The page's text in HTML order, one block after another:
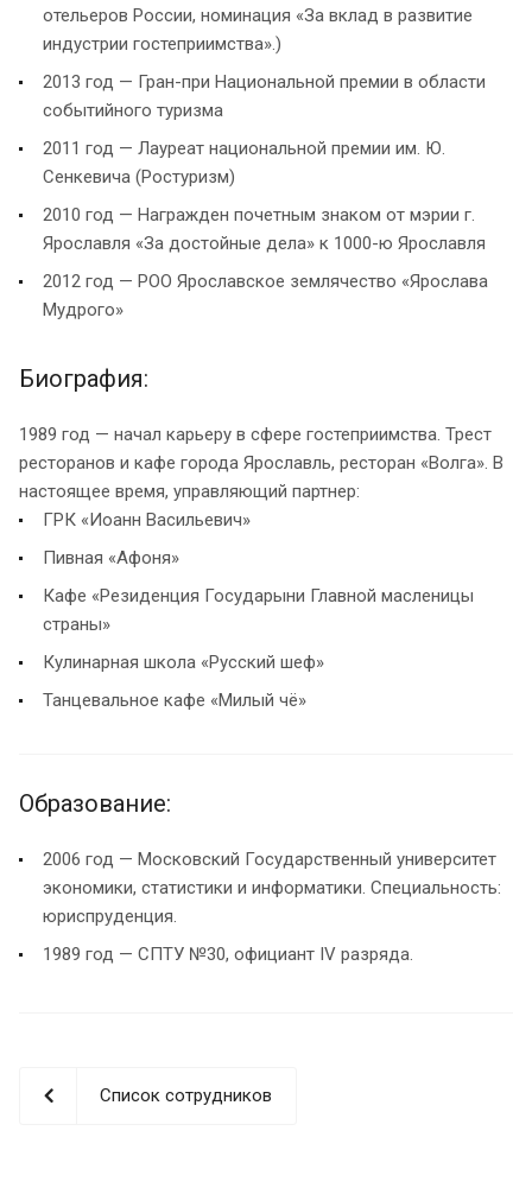
отельеров России, номинация «За вклад в развитие
индустрии гостеприимства».)
2013 год — Гран-при Национальной премии в области
событийного туризма
2011 год — Лауреат национальной премии им. Ю.
Сенкевича (Ростуризм)
2010 год — Награжден почетным знаком от мэрии г.
Ярославля «За достойные дела» к 1000-ю Ярославля
2012 год — РОО Ярославское землячество «Ярослава
Мудрого»
Биография:
1989 год — начал карьеру в сфере гостеприимства. Трест
ресторанов и кафе города Ярославль, ресторан «Волга». В
настоящее время, управляющий партнер:
ГРК «Иоанн Васильевич»
Пивная «Афоня»
Кафе «Резиденция Государыни Главной масленицы
страны»
Кулинарная школа «Русский шеф»
Танцевальное кафе «Милый чё»
Образование:
2006 год — Московский Государственный университет
экономики, статистики и информатики. Специальность:
юриспруденция.
1989 год — СПТУ №30, официант IV разряда.
Список сотрудников